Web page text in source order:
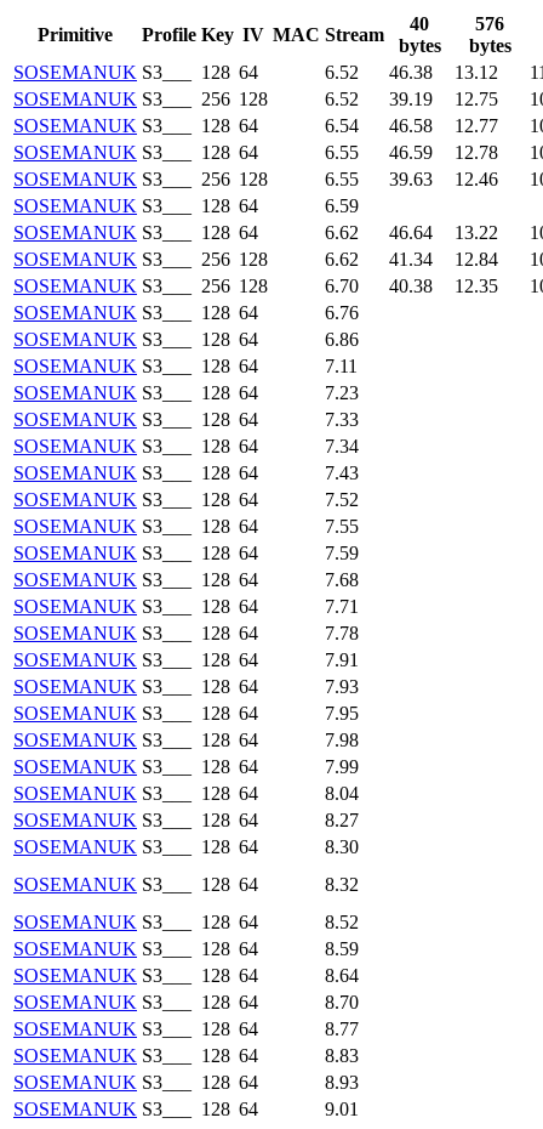
Primitive Profile Key IV MAC Stream
40
bytes
576
bytes
SOSEMANUK S3___ 128 64 6.52 46.38 13.12
SOSEMANUK S3___ 256 128 6.52 39.19 12.75
SOSEMANUK S3___ 128 64 6.54 46.58 12.77
SOSEMANUK S3___ 128 64 6.55 46.59 12.78
SOSEMANUK S3___ 256 128 6.55 39.63 12.46
SOSEMANUK S3___ 128 64
6.59
SOSEMANUK S3___ 128 64 6.62 46.64 13.22
SOSEMANUK S3___ 256 128 6.62 41.34 12.84
SOSEMANUK S3___ 256 128 6.70 40.38 12.35
SOSEMANUK S3___ 128 64
6.76
SOSEMANUK S3___ 128 64
6.86
SOSEMANUK S3___ 128 64
7.11
SOSEMANUK S3___ 128 64
7.23
SOSEMANUK S3___ 128 64
7.33
SOSEMANUK S3___ 128 64
7.34
SOSEMANUK S3___ 128 64
7.43
SOSEMANUK S3___ 128 64
7.52
SOSEMANUK S3___ 128 64
7.55
SOSEMANUK S3___ 128 64
7.59
SOSEMANUK S3___ 128 64
7.68
SOSEMANUK S3___ 128 64
7.71
SOSEMANUK S3___ 128 64
7.78
SOSEMANUK S3___ 128 64
7.91
SOSEMANUK S3___ 128 64
7.93
SOSEMANUK S3___ 128 64
7.95
SOSEMANUK S3___ 128 64
7.98
SOSEMANUK S3___ 128 64
7.99
SOSEMANUK S3___ 128 64
8.04
SOSEMANUK S3___ 128 64
8.27
SOSEMANUK S3___ 128 64
8.30
SOSEMANUK S3___ 128 64
8.32
SOSEMANUK S3___ 128 64
8.52
SOSEMANUK S3___ 128 64
8.59
SOSEMANUK S3___ 128 64
8.64
SOSEMANUK S3___ 128 64
8.70
SOSEMANUK S3___ 128 64
8.77
SOSEMANUK S3___ 128 64
8.83
SOSEMANUK S3___ 128 64
8.93
SOSEMANUK S3___ 128 64
9.01